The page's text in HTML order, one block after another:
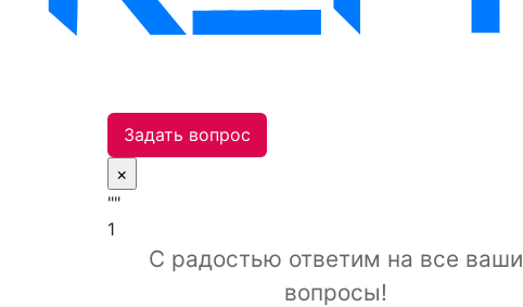
Задать вопрос
×
""
1
С радостью ответим на все ваши
вопросы!